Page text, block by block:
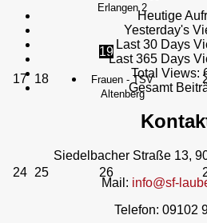
Erlangen 2
17 18
19
Frauen - TSV
Altenberg
24 25 26
Heutige
Yesterday's
Last 30 Days
Last 365 Days
Total Views:
Gesamt
Siedelbacher Straße 13,
Mail: info@sf-
Telefon: 09102